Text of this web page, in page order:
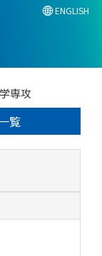
ENGLISH
専攻
覧